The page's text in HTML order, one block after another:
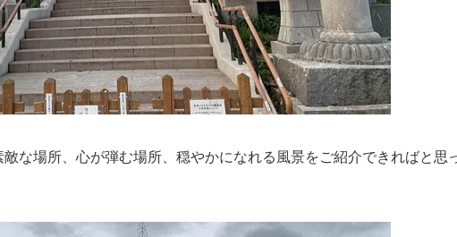
な場所、心が弾む場所、穏やかになれる風景をご紹介できればと思